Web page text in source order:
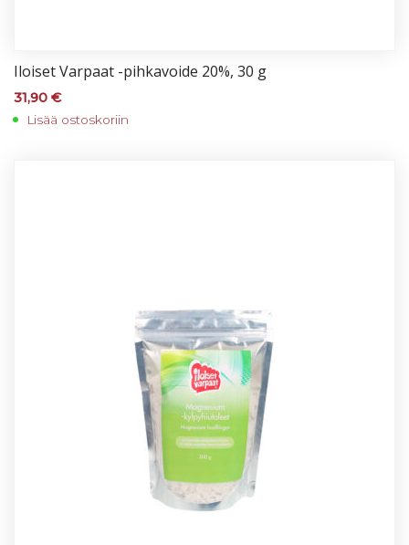
Iloi­set Var­paat -pih­ka­voi­de 20%, 30 g
31,90 €
Lisää ostoskoriin